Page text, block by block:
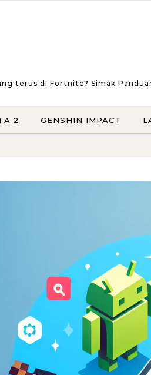
terus di Fortnite? Simak
2 GENSHIN IMPACT